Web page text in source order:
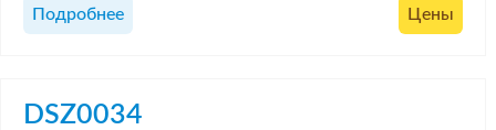
Подробнее Цены
DSZ0034